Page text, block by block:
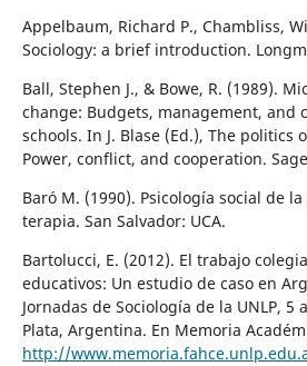
Appelbaum, Richard P., Chambliss,
Sociology: a brief introduction.
Ball, Stephen J., & Bowe, R. (1989).
change: Budgets, management, and
schools. In J. Blase (Ed.), The politics
Power, conflict, and cooperation.
Baró M. (1990). Psicología social de
terapia. San Salvador: UCA.
Bartolucci, E. (2012). El trabajo
educativos: Un estudio de caso en
Jornadas de Sociología de la UNLP, 5
Plata, Argentina. En Memoria
http://